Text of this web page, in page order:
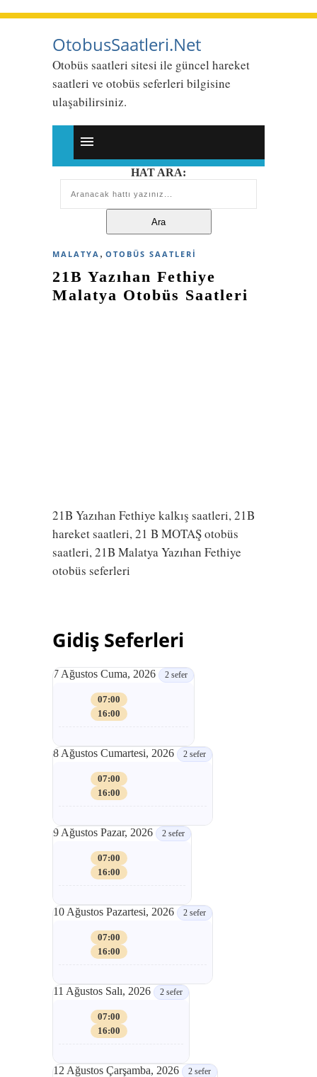
OtobusSaatleri.Net
Otobüs saatleri sitesi ile güncel hareket
saatleri ve otobüs seferleri bilgisine
ulaşabilirsiniz.
HAT ARA:
MALATYA , OTOBÜS SAATLERI
21B Yazıhan Fethiye
Malatya Otobüs Saatleri
21B Yazıhan Fethiye kalkış saatleri, 21B
hareket saatleri, 21 B MOTAŞ otobüs
saatleri, 21B Malatya Yazıhan Fethiye
otobüs seferleri
Gidiş Seferleri
7 Ağustos Cuma, 2026 2 sefer
07:00
16:00
8 Ağustos Cumartesi, 2026 2 sefer
07:00
16:00
9 Ağustos Pazar, 2026 2 sefer
07:00
16:00
10 Ağustos Pazartesi, 2026 2 sefer
07:00
16:00
11 Ağustos Salı, 2026 2 sefer
07:00
16:00
12 Ağustos Çarşamba, 2026 2 sefer